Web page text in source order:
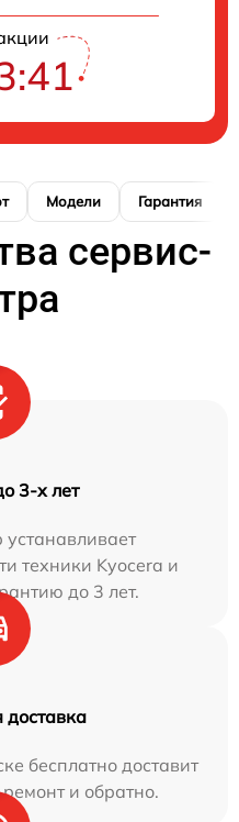
Модели Гарантия
сервис-
3-х лет
техники Kyocera и
до 3 лет.
доставка
бесплатно доставит
и обратно.